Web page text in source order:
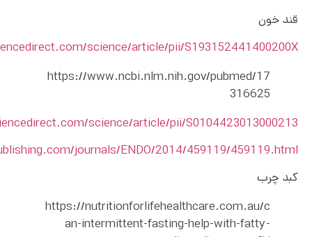
قند خون
science/article/pii/S193152441400200X
https://www.ncbi.nlm.nih.gov/pubmed/17
316625
science/article/pii/S0104423013000213
journals/ENDO/2014/459119/459119.html
کبد چرب
https://nutritionforlifehealthcare.com.au/c
an-intermittent-fasting-help-with-fatty-